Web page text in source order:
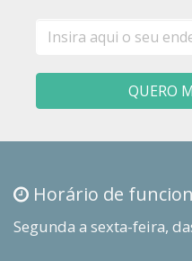
mail
QUERO
Horário de
Segunda a sexta-feira,